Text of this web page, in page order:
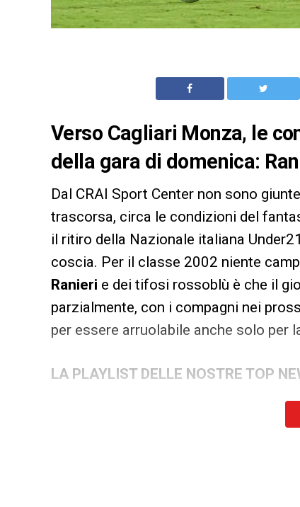
Verso Cagliari Monza, le
della gara di domenica:
Dal CRAI Sport Center non sono
trascorsa, circa le condizioni del
il ritiro della Nazionale italiana
coscia. Per il classe 2002 niente
Ranieri e dei tifosi rossoblù è che il
parzialmente, con i compagni nei
per essere arruolabile anche solo per
LA PLAYLIST DELLE NOSTRE TOP